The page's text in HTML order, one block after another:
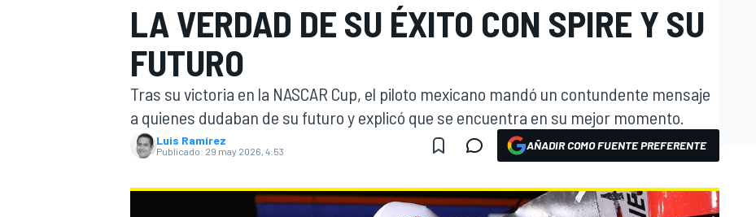
FÓRMULA E MOTO
LA VERDAD DE SU ÉXITO CON SPIRE Y SU
FUTURO
Tras su victoria en la NASCAR Cup, el piloto mexicano mandó un contundente mensaje
a quienes dudaban de su futuro y explicó que se encuentra en su mejor momento.
Luis Ramírez
Publicado: 29 may 2026, 4:53 AÑADIR COMO FUENTE PREFERENTE